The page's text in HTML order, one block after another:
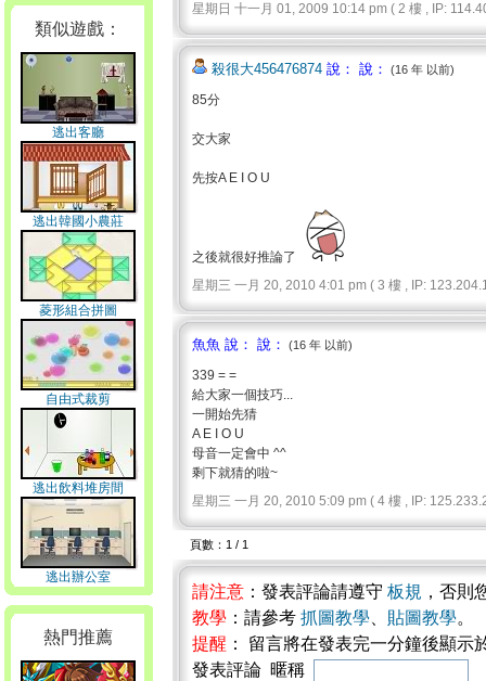
類似遊戲：
逃出客廳
逃出韓國小農莊
菱形組合拼圖
自由式裁剪
逃出飲料堆房間
逃出辦公室
熱門推薦
星期日 十一月 01, 2009 10:14 pm ( 2 樓 , IP:
殺很大456476874 說： 說： (16 年 以前)
85分
交大家
先按A E I O U
之後就很好推論了
星期三 一月 20, 2010 4:01 pm ( 3 樓 , IP:
魚魚 說： 說： (16 年 以前)
339 = =
給大家一個技巧...
一開始先猜
A E I O U
母音一定會中 ^^
剩下就猜的啦~
星期三 一月 20, 2010 5:09 pm ( 4 樓 , IP:
頁數：1 / 1
請注意 ：發表評論請遵守 板規 ，否則
教學 ：請參考 抓圖教學 貼圖教學。
提醒 ： 留言將在發表完一分鐘後顯
發表評論 暱稱